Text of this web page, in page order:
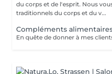
du corps et de l'esprit. Nous
traditionnels du corps et du v...
Compléments alimentaires